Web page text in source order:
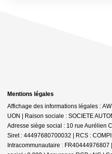
Mentions légales
Affichage des informations légales :
UON | Raison sociale : SOCIETE
Adresse siège social : 10 rue Aurélien
Siret : 44497680700032 | RCS :
Intracommunautaire :